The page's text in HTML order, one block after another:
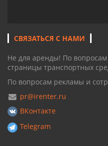
СВЯЗАТЬСЯ С НАМИ
Не для аренды! По
страницы транспортных
По вопросам рекламы и
pr@irenter.ru
ВКонтакте
Telegram